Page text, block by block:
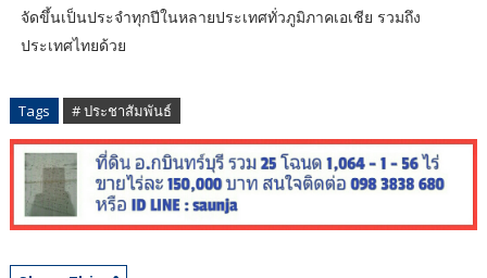
จัดขึ้นเป็นประจำทุกปีในหลายประเทศทั่วภูมิภาคเอเชีย รวมถึง
ประเทศไทยด้วย
Tags # ประชาสัมพันธ์